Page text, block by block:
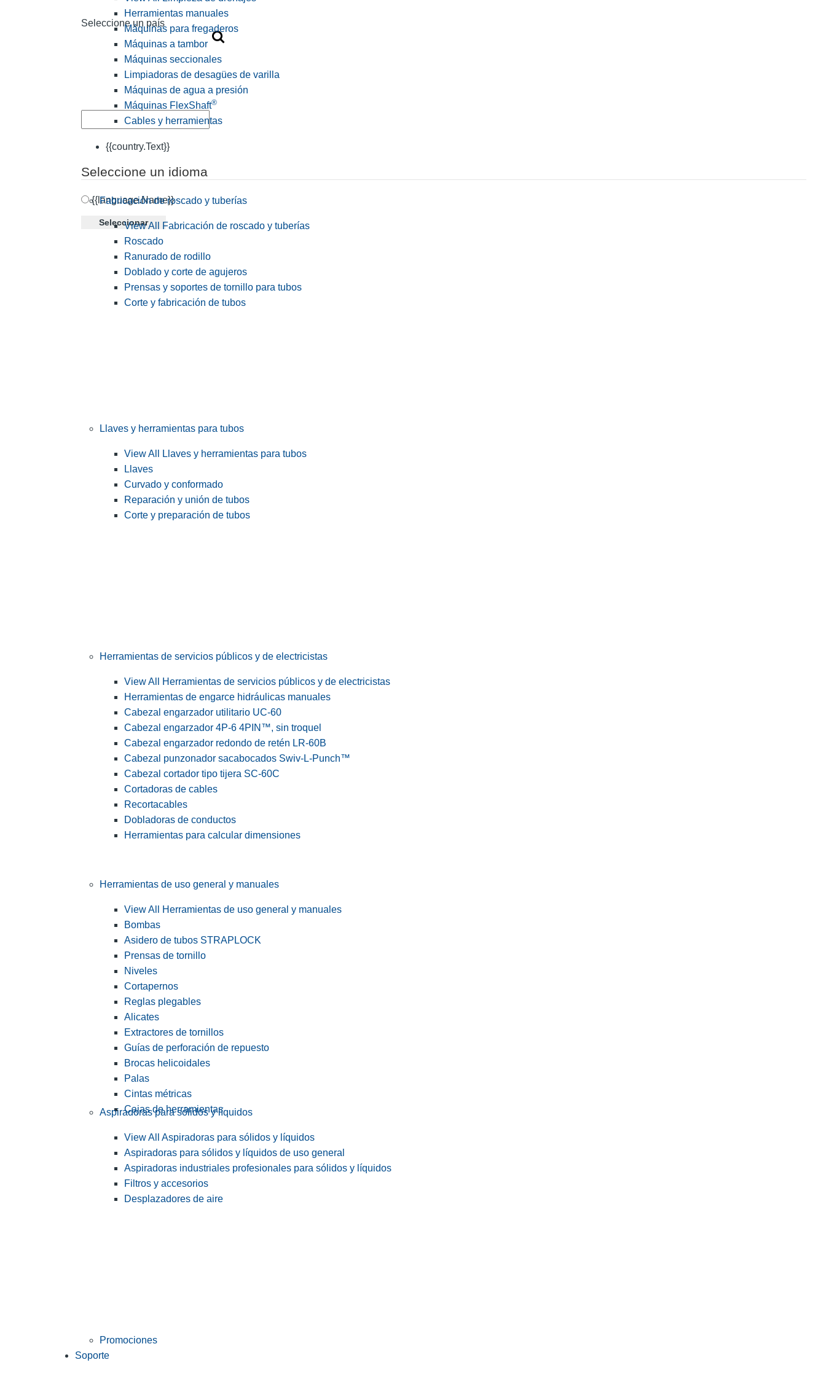
Seleccione un país
{{country.Text}}
Seleccione un idioma
{{language.Name}}
Seleccionar
Herramientas manuales
Máquinas para fregaderos
Máquinas a tambor
Máquinas seccionales
Limpiadoras de desagües de varilla
Máquinas de agua a presión
Máquinas FlexShaft®
Cables y herramientas
Fabricación de roscado y tuberías
View All Fabricación de roscado y tuberías
Roscado
Ranurado de rodillo
Doblado y corte de agujeros
Prensas y soportes de tornillo para tubos
Corte y fabricación de tubos
Llaves y herramientas para tubos
View All Llaves y herramientas para tubos
Llaves
Curvado y conformado
Reparación y unión de tubos
Corte y preparación de tubos
Herramientas de servicios públicos y de electricistas
View All Herramientas de servicios públicos y de electricistas
Herramientas de engarce hidráulicas manuales
Cabezal engarzador utilitario UC-60
Cabezal engarzador 4P-6 4PIN™, sin troquel
Cabezal engarzador redondo de retén LR-60B
Cabezal punzonador sacabocados Swiv-L-Punch™
Cabezal cortador tipo tijera SC-60C
Cortadoras de cables
Recortacables
Dobladoras de conductos
Herramientas para calcular dimensiones
Herramientas de uso general y manuales
View All Herramientas de uso general y manuales
Bombas
Asidero de tubos STRAPLOCK
Prensas de tornillo
Niveles
Cortapernos
Reglas plegables
Alicates
Extractores de tornillos
Guías de perforación de repuesto
Brocas helicoidales
Palas
Cintas métricas
Cajas de herramientas
Aspiradoras para sólidos y líquidos
View All Aspiradoras para sólidos y líquidos
Aspiradoras para sólidos y líquidos de uso general
Aspiradoras industriales profesionales para sólidos y líquidos
Filtros y accesorios
Desplazadores de aire
Promociones
Soporte